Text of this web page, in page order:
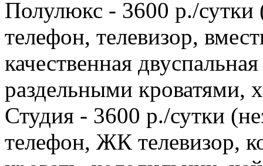
Полулюкс - 3600 р./
телефон, телевизор,
качественная
раздельными кроватями,
Студия - 3600 р./сутки
телефон, ЖК телевизор,